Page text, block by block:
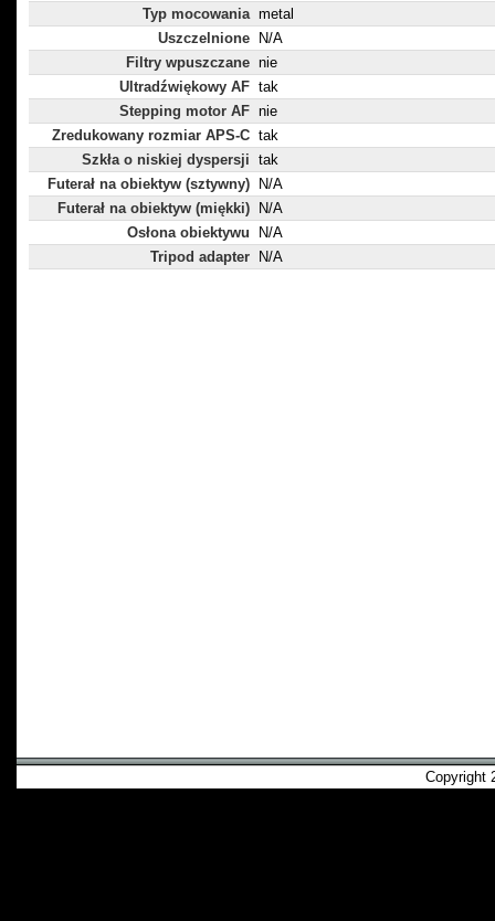
Typ mocowania metal
Uszczelnione
N/A
Filtry wpuszczane nie
Ultradźwiękowy AF tak
Stepping motor AF nie
Zredukowany rozmiar APS-C tak
Szkła o niskiej dyspersji tak
Futerał na obiektyw (sztywny)
N/A
Futerał na obiektyw (miękki)
N/A
Osłona obiektywu
N/A
Tripod adapter
N/A
Copyright